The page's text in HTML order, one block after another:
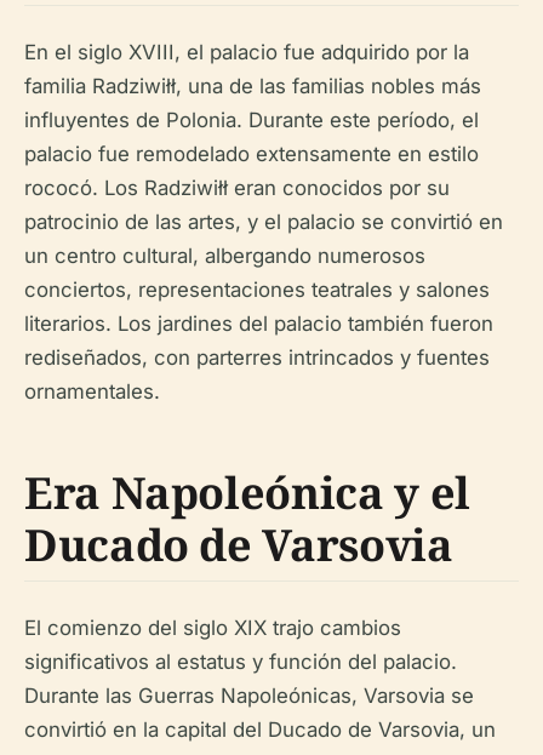
En el siglo XVIII, el palacio fue adquirido por la
familia Radziwiłł, una de las familias nobles más
influyentes de Polonia. Durante este período, el
palacio fue remodelado extensamente en estilo
rococó. Los Radziwiłł eran conocidos por su
patrocinio de las artes, y el palacio se convirtió en
un centro cultural, albergando numerosos
conciertos, representaciones teatrales y salones
literarios. Los jardines del palacio también fueron
rediseñados, con parterres intrincados y fuentes
ornamentales.
Era Napoleónica y el
Ducado de Varsovia
El comienzo del siglo XIX trajo cambios
significativos al estatus y función del palacio.
Durante las Guerras Napoleónicas, Varsovia se
convirtió en la capital del Ducado de Varsovia, un